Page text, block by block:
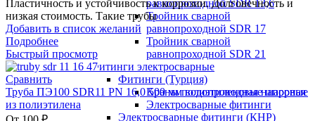
равнопроходной SDR 13,6
Тройник сварной
равнопроходной SDR 17
Тройник сварной
равнопроходной SDR 21
Фитинги электросварные
Фитинги (Турция)
Краны полиэтиленовые шаровые
Электросварные фитинги
Электросварные фитинги (КНР)
Пластичность и устойчивость к коррозии. Долговечность и
низкая стоимость. Такие трубы
Добавить в список желаний
Подробнее
Быстрый просмотр
Сравнить
Труба ПЭ100 SDR11 PN 16,0 500 мм водопроводная напорная
из полиэтилена